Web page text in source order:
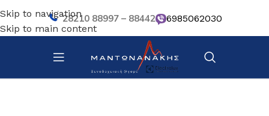
Skip to navigation
Skip to main content
28210 88997 – 88442 6985062030
Αρχική σελίδα/ Επιτραπέζια Είδη/ Βοηθητικά σκευή